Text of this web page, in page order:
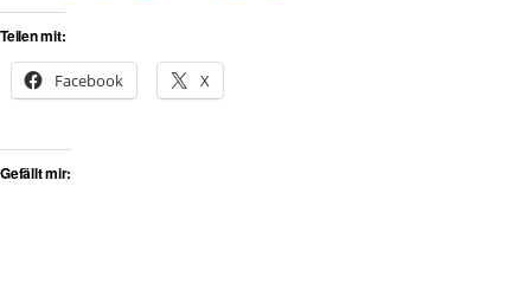
Teilen mit:
Facebook X
Gefällt mir: